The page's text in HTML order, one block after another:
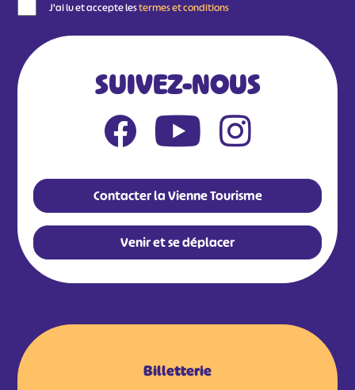
J'ai lu et accepte lestermes et conditions
SUIVEZ-NOUS
Contacter la Vienne Tourisme
Venir et se déplacer
Billetterie